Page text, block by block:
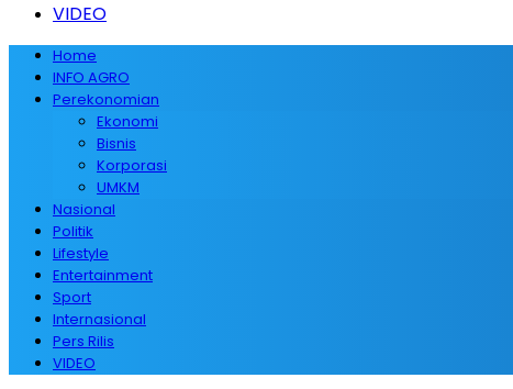
VIDEO
Home
INFO AGRO
Perekonomian
Ekonomi
Bisnis
Korporasi
UMKM
Nasional
Politik
Lifestyle
Entertainment
Sport
Internasional
Pers Rilis
VIDEO